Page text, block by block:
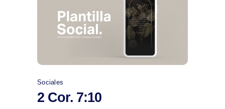
Comprar
Sociales
2 Cor. 7:10